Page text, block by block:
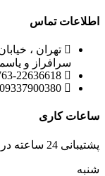
اطلاعات تماس
تهران ،
سرافراز و
22636618
09337900380
ساعات کاری
پشتیبانی 24 ساعته در 7 روز هفته
شنبه